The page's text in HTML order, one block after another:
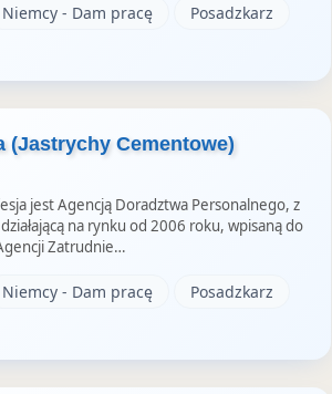
Niemcy - Dam pracę Posadzkarz
(Jastrychy Cementowe)
jest Agencją Doradztwa Personalnego, z
na rynku od 2006 roku, wpisaną do
Zatrudnie…
Niemcy - Dam pracę Posadzkarz